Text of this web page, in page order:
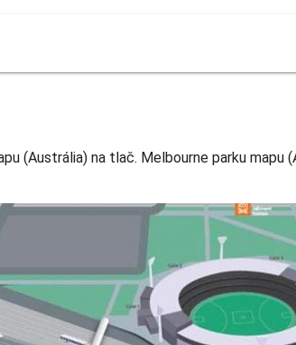
(Austrália) na tlač. Melbourne parku mapu